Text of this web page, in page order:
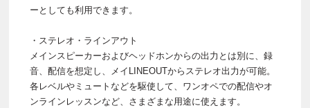
ーとしても利用できます。
・ステレオ・ラインアウト
メインスピーカーおよびヘッドホンからの出力とは別に、録
音、配信を想定し、メイLINEOUTからステレオ出力が可能。
各レベルやミュートなどを駆使して、ワンオペでの配信やオ
ンラインレッスンなど、さまざまな用途に使えます。